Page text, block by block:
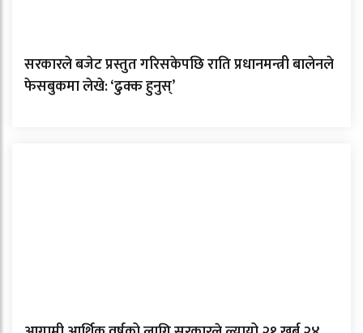
सरकारले बजेट प्रस्तुत गरिसकेपछि राति प्रधानमन्त्री बालेनले
फेसबुकमा लेखे: ‘ढुक्क हुनुस्’